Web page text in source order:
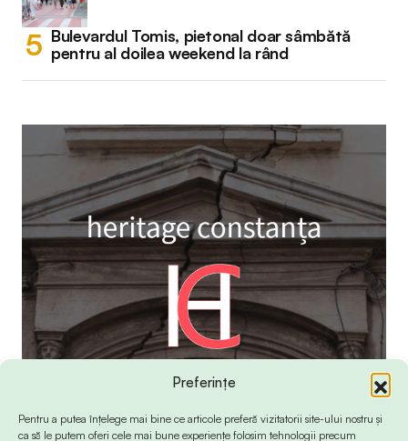
Preferințe
Pentru a putea înțelege mai bine ce articole preferă vizitatorii site-ului nostru și
ca să le putem oferi cele mai bune experiențe folosim tehnologii precum
Bulevardul Tomis, pietonal doar sâmbătă
pentru al doilea weekend la rând